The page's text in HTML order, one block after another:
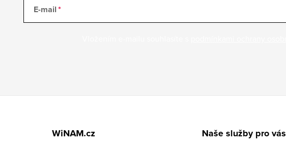
E-mail
WiNAM.cz Naše služby pro vás